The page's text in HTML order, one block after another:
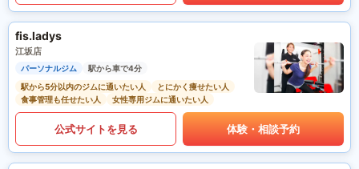
fis.ladys
江坂店
パーソナルジム
駅から車で4分
駅から5分以内のジムに通いたい人
とにかく痩せたい人
食事管理も任せたい人
女性専用ジムに通いたい人
公式サイトを見る 体験・相談予約